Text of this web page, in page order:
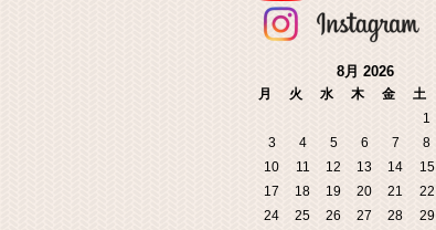
8月 2026
月 火 水 木 金 土
1
3
4 5 6 7 8
10
11 12 13 14 15
17
18 19 20 21 22
24
25 26 27 28 29